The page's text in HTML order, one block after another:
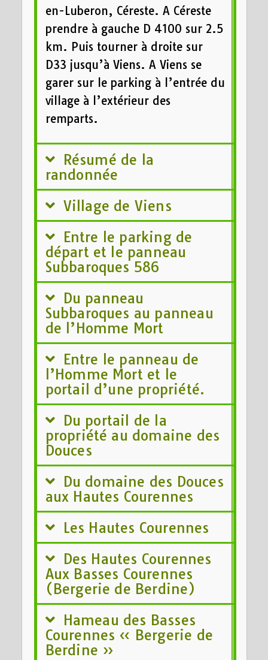
en-Luberon, Céreste. A Céreste
prendre à gauche D 4100 sur 2.5
km. Puis tourner à droite sur
D33 jusqu’à Viens. A Viens se
garer sur le parking à l’entrée du
village à l’extérieur des
remparts.
Résumé de la
randonnée
Village de Viens
Entre le parking de
départ et le panneau
Subbaroques 586
Du panneau
Subbaroques au panneau
de l’Homme Mort
Entre le panneau de
l’Homme Mort et le
portail d’une propriété.
Du portail de la
propriété au domaine des
Douces
Du domaine des Douces
aux Hautes Courennes
Les Hautes Courennes
Des Hautes Courennes
Aux Basses Courennes
(Bergerie de Berdine)
Hameau des Basses
Courennes « Bergerie de
Berdine »